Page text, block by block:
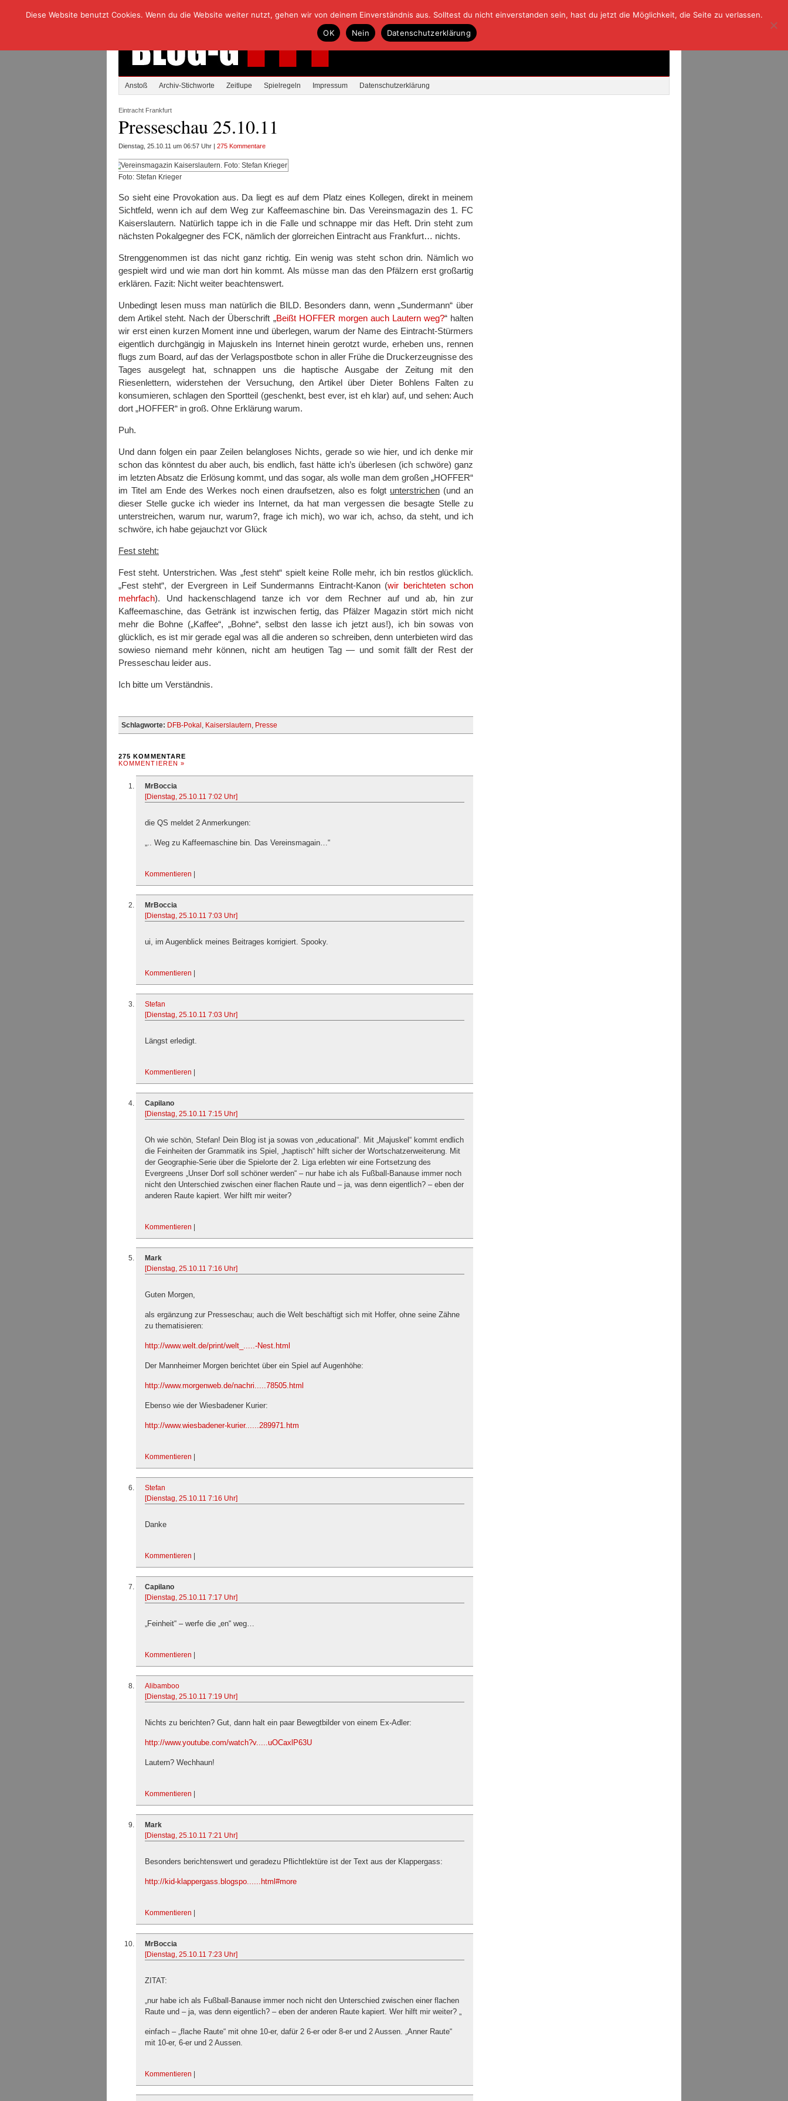
Anstoß Archiv-Stichworte Zeitlupe Spielregeln Impressum Datenschutzerklärung
Eintracht Frankfurt
Presseschau 25.10.11
Dienstag, 25.10.11 um 06:57 Uhr | 275 Kommentare
Foto: Stefan Krieger
So sieht eine Provokation aus. Da liegt es auf dem Platz eines Kollegen, direkt in meinem
Sichtfeld, wenn ich auf dem Weg zur Kaffeemaschine bin. Das Vereinsmagazin des 1. FC
Kaiserslautern. Natürlich tappe ich in die Falle und schnappe mir das Heft. Drin steht zum
nächsten Pokalgegner des FCK, nämlich der glorreichen Eintracht aus Frankfurt… nichts.
Strenggenommen ist das nicht ganz richtig. Ein wenig was steht schon drin. Nämlich wo
gespielt wird und wie man dort hin kommt. Als müsse man das den Pfälzern erst großartig
erklären. Fazit: Nicht weiter beachtenswert.
Unbedingt lesen muss man natürlich die BILD. Besonders dann, wenn „Sundermann“ über
dem Artikel steht. Nach der Überschrift „Beißt HOFFER morgen auch Lautern weg?“ halten
wir erst einen kurzen Moment inne und überlegen, warum der Name des Eintracht-Stürmers
eigentlich durchgängig in Majuskeln ins Internet hinein gerotzt wurde, erheben uns, rennen
flugs zum Board, auf das der Verlagspostbote schon in aller Frühe die Druckerzeugnisse des
Tages ausgelegt hat, schnappen uns die haptische Ausgabe der Zeitung mit den
Riesenlettern, widerstehen der Versuchung, den Artikel über Dieter Bohlens Falten zu
konsumieren, schlagen den Sportteil (geschenkt, best ever, ist eh klar) auf, und sehen: Auch
dort „HOFFER“ in groß. Ohne Erklärung warum.
Puh.
Und dann folgen ein paar Zeilen belangloses Nichts, gerade so wie hier, und ich denke mir
schon das könntest du aber auch, bis endlich, fast hätte ich’s überlesen (ich schwöre) ganz
im letzten Absatz die Erlösung kommt, und das sogar, als wolle man dem großen „HOFFER“
im Titel am Ende des Werkes noch einen draufsetzen, also es folgt unterstrichen(und an
dieser Stelle gucke ich wieder ins Internet, da hat man vergessen die besagte Stelle zu
unterstreichen, warum nur, warum?, frage ich mich), wo war ich, achso, da steht, und ich
schwöre, ich habe gejauchzt vor Glück
Fest steht:
Fest steht. Unterstrichen. Was „fest steht“ spielt keine Rolle mehr, ich bin restlos glücklich.
„Fest steht“, der Evergreen in Leif Sundermanns Eintracht-Kanon (wir berichteten schon
mehrfach). Und hackenschlagend tanze ich vor dem Rechner auf und ab, hin zur
Kaffeemaschine, das Getränk ist inzwischen fertig, das Pfälzer Magazin stört mich nicht
mehr die Bohne („Kaffee“, „Bohne“, selbst den lasse ich jetzt aus!), ich bin sowas von
glücklich, es ist mir gerade egal was all die anderen so schreiben, denn unterbieten wird das
sowieso niemand mehr können, nicht am heutigen Tag — und somit fällt der Rest der
Presseschau leider aus.
Ich bitte um Verständnis.
Schlagworte: DFB-Pokal , Kaiserslautern, Presse
275 KOMMENTARE
KOMMENTIEREN »
MrBoccia
[Dienstag, 25.10.11 7:02 Uhr]
die QS meldet 2 Anmerkungen:
„.. Weg zu Kaffeemaschine bin. Das Vereinsmagain…“
Kommentieren
MrBoccia
[Dienstag, 25.10.11 7:03 Uhr]
ui, im Augenblick meines Beitrages korrigiert. Spooky.
Kommentieren
Stefan
[Dienstag, 25.10.11 7:03 Uhr]
Längst erledigt.
Kommentieren
Capilano
[Dienstag, 25.10.11 7:15 Uhr]
Oh wie schön, Stefan! Dein Blog ist ja sowas von „educational“. Mit „Majuskel“ kommt endlich
die Feinheiten der Grammatik ins Spiel, „haptisch“ hilft sicher der Wortschatzerweiterung. Mit
der Geographie-Serie über die Spielorte der 2. Liga erlebten wir eine Fortsetzung des
Evergreens „Unser Dorf soll schöner werden“ – nur habe ich als Fußball-Banause immer noch
nicht den Unterschied zwischen einer flachen Raute und – ja, was denn eigentlich? – eben der
anderen Raute kapiert. Wer hilft mir weiter?
Kommentieren
Mark
[Dienstag, 25.10.11 7:16 Uhr]
Guten Morgen,
als ergänzung zur Presseschau; auch die Welt beschäftigt sich mit Hoffer, ohne seine Zähne
zu thematisieren:
http://www.welt.de/print/welt_.....-Nest.html
Der Mannheimer Morgen berichtet über ein Spiel auf Augenhöhe:
http://www.morgenweb.de/nachri.....78505.html
Ebenso wie der Wiesbadener Kurier:
http://www.wiesbadener-kurier......289971.htm
Kommentieren
Stefan
[Dienstag, 25.10.11 7:16 Uhr]
Danke
Kommentieren
Capilano
[Dienstag, 25.10.11 7:17 Uhr]
„Feinheit“ – werfe die „en“ weg…
Kommentieren
Alibamboo
[Dienstag, 25.10.11 7:19 Uhr]
Nichts zu berichten? Gut, dann halt ein paar Bewegtbilder von einem Ex-Adler:
http://www.youtube.com/watch?v.....uOCaxlP63U
Lautern? Wechhaun!
Kommentieren
Mark
[Dienstag, 25.10.11 7:21 Uhr]
Besonders berichtenswert und geradezu Pflichtlektüre ist der Text aus der Klappergass:
http://kid-klappergass.blogspo......html#more
Kommentieren
MrBoccia
[Dienstag, 25.10.11 7:23 Uhr]
ZITAT:
„nur habe ich als Fußball-Banause immer noch nicht den Unterschied zwischen einer flachen
Raute und – ja, was denn eigentlich? – eben der anderen Raute kapiert. Wer hilft mir weiter? „
einfach – „flache Raute“ mit ohne 10-er, dafür 2 6-er oder 8-er und 2 Aussen. „Anner Raute“
mit 10-er, 6-er und 2 Aussen.
Kommentieren
Diese Website benutzt Cookies. Wenn du die Website weiter nutzt, gehen wir von deinem Einverständnis aus. Solltest du nicht einverstanden sein, hast du jetzt die Möglichkeit, die Seite zu verlassen.
OK
Nein Datenschutzerklärung